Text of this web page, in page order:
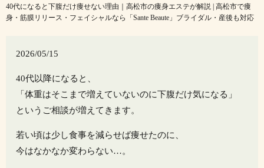
40代になると下腹だけ痩せない理由｜高松市の痩身エステが解説 | 高松市で痩
身・筋膜リリース・フェイシャルなら「Sante Beaute」ブライダル・産後も対応
2026/05/15
40代以降になると、
「体重はそこまで増えていないのに下腹だけ気になる」
というご相談が増えてきます。
若い頃は少し食事を減らせば痩せたのに、
今はなかなか変わらない…。